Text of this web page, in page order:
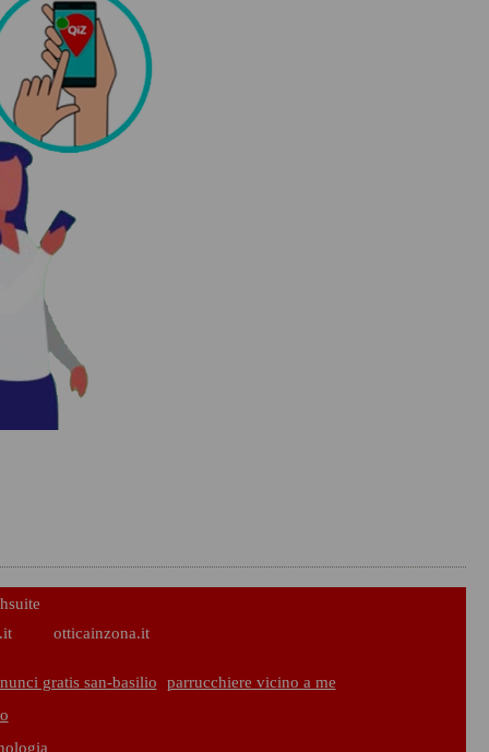
otticainzona.it
gratis san-basilio
parrucchiere vicino a me